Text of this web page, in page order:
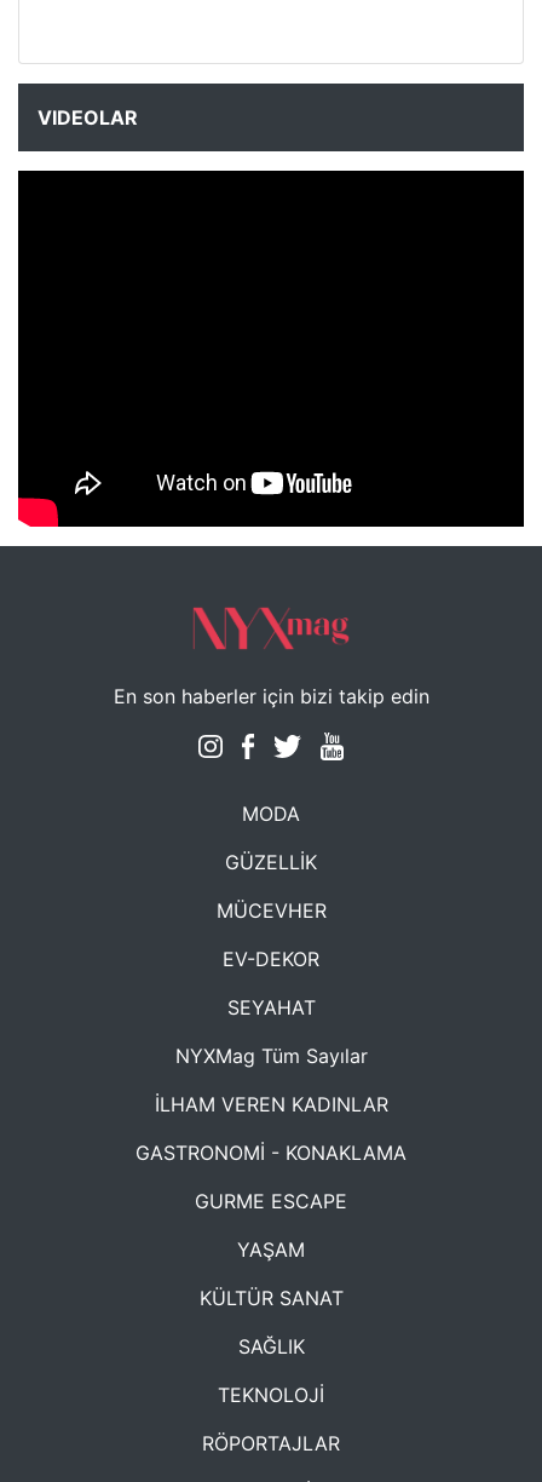
VIDEOLAR
NYXmag 2. Yaş Kutlama Etkinliği
En son haberler için bizi takip edin
MODA
GÜZELLİK
MÜCEVHER
EV-DEKOR
SEYAHAT
NYXMag Tüm Sayılar
İLHAM VEREN KADINLAR
GASTRONOMİ - KONAKLAMA
GURME ESCAPE
YAŞAM
KÜLTÜR SANAT
SAĞLIK
TEKNOLOJİ
RÖPORTAJLAR